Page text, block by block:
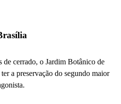
de cerrado, o Jardim Botânico de
a preservação do segundo maior